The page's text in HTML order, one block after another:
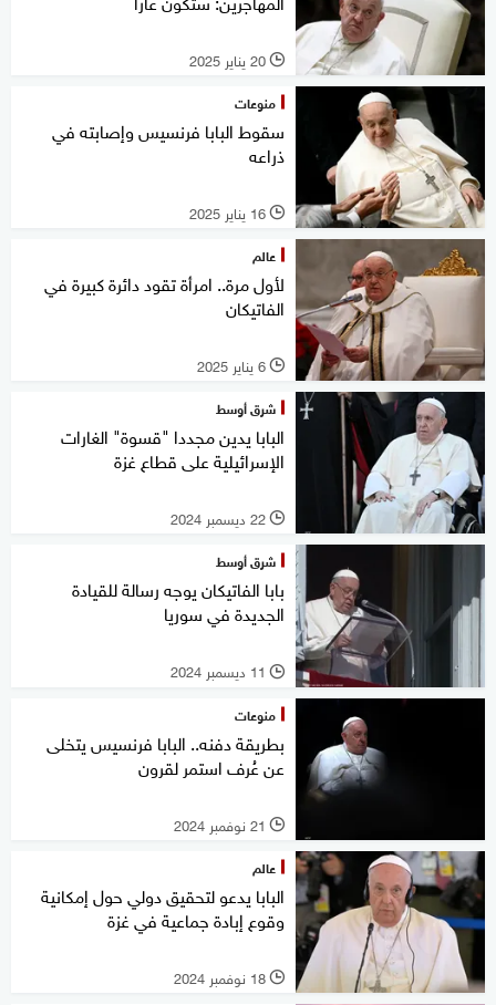
l 20 يناير 2025
منوعات
سقوط البابا فرنسيس وإصابته في
ذراعه
l 16 يناير 2025
عالم
لأول مرة.. امرأة تقود دائرة كبيرة في
الفاتيكان
l 6 يناير 2025
شرق أوسط
البابا يدين مجددا "قسوة" الغارات
الإسرائيلية على قطاع غزة
l 22 ديسمبر 2024
شرق أوسط
بابا الفاتيكان يوجه رسالة للقيادة
الجديدة في سوريا
l 11 ديسمبر 2024
منوعات
بطريقة دفنه.. البابا فرنسيس يتخلى
عن عُرف استمر لقرون
l 21 نوفمبر 2024
عالم
البابا يدعو لتحقيق دولي حول إمكانية
وقوع إبادة جماعية في غزة
l 18 نوفمبر 2024